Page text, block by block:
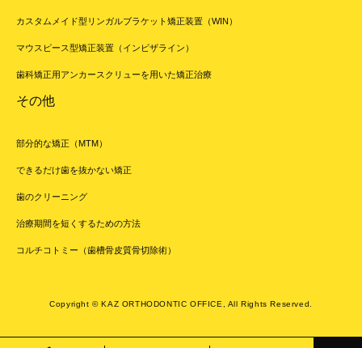
カスタムメイド型リンガルブラケット矯正装置（WIN）
マウスピース型矯正装置（インビザライン）
歯科矯正用アンカースクリューを用いた矯正治療
その他
部分的な矯正（MTM）
できるだけ歯を抜かない矯正
歯のクリーニング
治療期間を短くするための方法
コルチコトミー（歯槽骨皮質骨切除術）
Copyright © KAZ ORTHODONTIC OFFICE, All Rights Reserved.